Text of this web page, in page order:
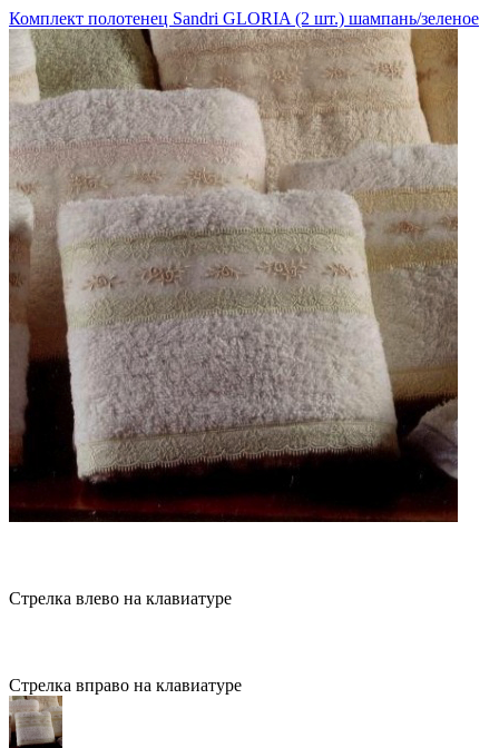
Комплект полотенец Sandri GLORIA (2 шт.) шампань/зеленое
Стрелка влево на клавиатуре
Стрелка вправо на клавиатуре